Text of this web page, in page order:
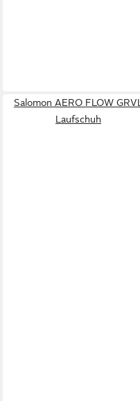
Salomon AERO FLOW GRVL
Laufschuh